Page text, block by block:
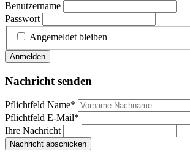
Benutzername
Passwort
Angemeldet bleiben
Anmelden
Nachricht senden
Pflichtfeld Name*
Pflichtfeld E-Mail*
Ihre Nachricht
Nachricht abschicken